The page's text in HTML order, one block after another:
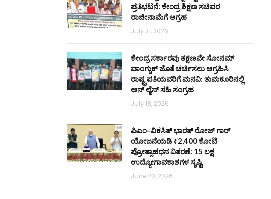
ಪ್ರತಿಭಟನೆ: ಕೇಂದ್ರ ಶಿಕ್ಷಣ ಸಚಿವರ
ರಾಜೀನಾಮೆಗೆ ಆಗ್ರಹ
July 21, 2026
ಕೇಂದ್ರ ಸರ್ಕಾರವು ತಕ್ಷಣವೇ ಸೋನಮ್
ವಾಂಗ್ಚುಕ್ ಜೊತೆ ಚರ್ಚಿಸಲು ಆಗ್ರಹಿಸಿ
ರಾಷ್ಟ್ರಪತಿಯವರಿಗೆ ಮನವಿ: ತುಮಕೂರಿನಲ್ಲಿ
ಆನ್‌ ಲೈನ್ ಸಹಿ ಸಂಗ್ರಹ
July 18, 2026
ಪಿಎಂ–ವಿಕಸಿತ್ ಭಾರತ್ ರೋಜ್‌ ಗಾರ್
ಯೋಜನೆಯಡಿ ₹2,400 ಕೋಟಿ
ಪ್ರೋತ್ಸಾಹಧನ ವಿತರಣೆ: 15 ಲಕ್ಷ
ಉದ್ಯೋಗಾವಕಾಶಗಳ ಸೃಷ್ಟಿ
June 20, 2026